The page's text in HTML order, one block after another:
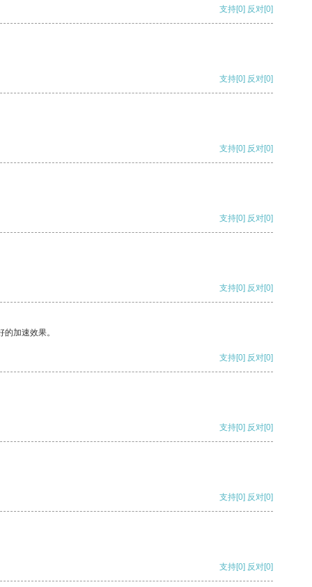
支持[0] 反对[0]
支持[0] 反对[0]
支持[0] 反对[0]
支持[0] 反对[0]
支持[0] 反对[0]
加速效果。
支持[0] 反对[0]
支持[0] 反对[0]
支持[0] 反对[0]
支持[0] 反对[0]